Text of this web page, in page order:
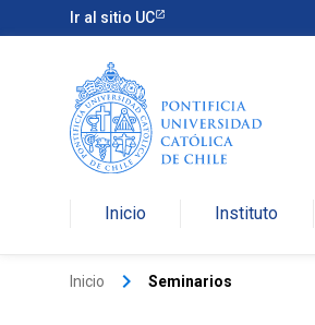
Ir al sitio UC
Inicio Instituto
Inicio keyboard_arrow_right Seminarios